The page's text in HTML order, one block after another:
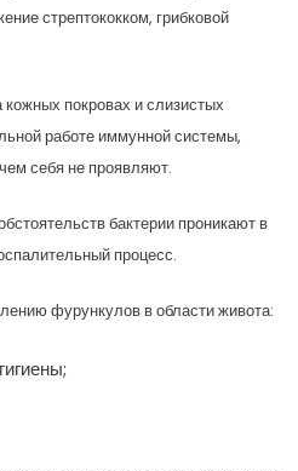
стрептококком, грибковой
покровах и слизистых
работе иммунной системы,
себя не проявляют.
бактерии проникают в
процесс.
фурункулов в области живота: